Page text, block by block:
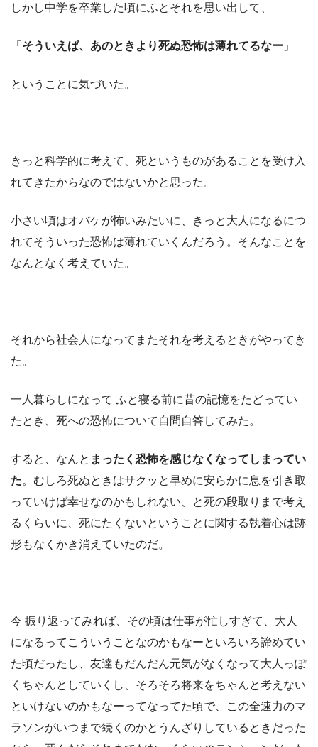
しかし中学を卒業した頃にふとそれを思い出して、
「 そういえば、あのときより死ぬ恐怖は薄れてるなー 」
ということに気づいた。
きっと科学的に考えて、死というものがあることを受け入
れてきたからなのではないかと思った。
小さい頃はオバケが怖いみたいに、きっと大人になるにつ
れてそういった恐怖は薄れていくんだろう。そんなことを
なんとなく考えていた。
それから社会人になってまたそれを考えるときがやってき
た。
一人暮らしになって ふと寝る前に昔の記憶をたどってい
たとき、死への恐怖について自問自答してみた。
すると、なんと まったく恐怖を感じなくなってしまってい
た。むしろ死ぬときはサクッと早めに安らかに息を引き取
っていけば幸せなのかもしれない、と死の段取りまで考え
るくらいに、死にたくないということに関する執着心は跡
形もなくかき消えていたのだ。
今 振り返ってみれば、その頃は仕事が忙しすぎて、大人
になるってこういうことなのかもなーといろいろ諦めてい
た頃だったし、友達もだんだん元気がなくなって大人っぽ
くちゃんとしていくし、そろそろ将来をちゃんと考えない
といけないのかもなーってなってた頃で、この全速力のマ
ラソンがいつまで続くのかとうんざりしているときだった